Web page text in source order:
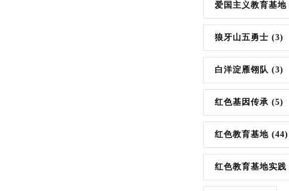
爱国主义教育基地
狼牙山五勇士 (3)
白洋淀雁翎队 (3)
红色基因传承 (5)
红色教育基地 (44)
红色教育基地实践